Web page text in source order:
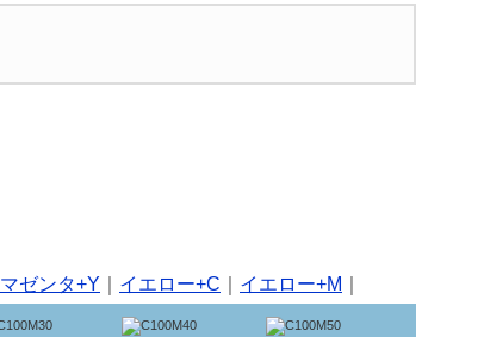
マゼンタ+Y イエロー+C イエロー+M